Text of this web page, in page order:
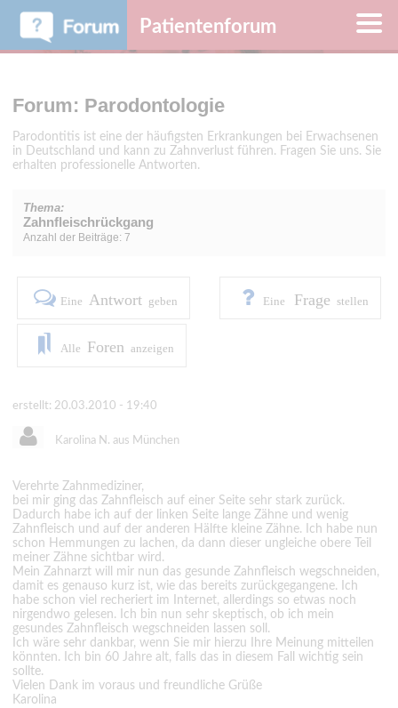
Patientenforum
Forum: Parodontologie
Parodontitis ist eine der häufigsten Erkrankungen bei Erwachsenen
in Deutschland und kann zu Zahnverlust führen. Fragen Sie uns. Sie
erhalten professionelle Antworten.
Thema:
Zahnfleischrückgang
Anzahl der Beiträge: 7
Eine Antwort geben Eine Frage stellen
Alle Foren anzeigen
erstellt: 20.03.2010 - 19:40
Karolina N. aus München
Verehrte Zahnmediziner,
bei mir ging das Zahnfleisch auf einer Seite sehr stark zurück.
Dadurch habe ich auf der linken Seite lange Zähne und wenig
Zahnfleisch und auf der anderen Hälfte kleine Zähne. Ich habe nun
schon Hemmungen zu lachen, da dann dieser ungleiche obere Teil
meiner Zähne sichtbar wird.
Mein Zahnarzt will mir nun das gesunde Zahnfleisch wegschneiden,
damit es genauso kurz ist, wie das bereits zurückgegangene. Ich
habe schon viel recheriert im Internet, allerdings so etwas noch
nirgendwo gelesen. Ich bin nun sehr skeptisch, ob ich mein
gesundes Zahnfleisch wegschneiden lassen soll.
Ich wäre sehr dankbar, wenn Sie mir hierzu Ihre Meinung mitteilen
könnten. Ich bin 60 Jahre alt, falls das in diesem Fall wichtig sein
sollte.
Vielen Dank im voraus und freundliche Grüße
Karolina